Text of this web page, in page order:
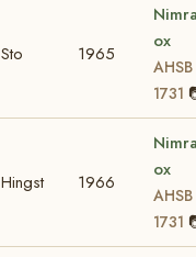
Sto 1965
ox
AHSB
1731
Hingst 1966
ox
AHSB
1731